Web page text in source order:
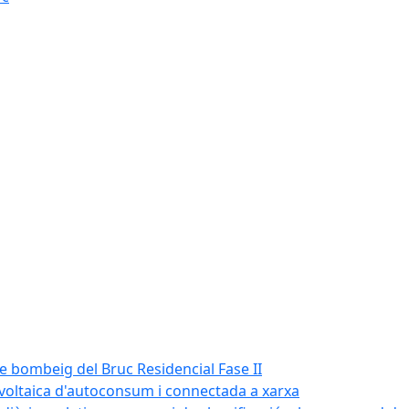
del Bruc Residencial Fase II
d'autoconsum i connectada a xarxa